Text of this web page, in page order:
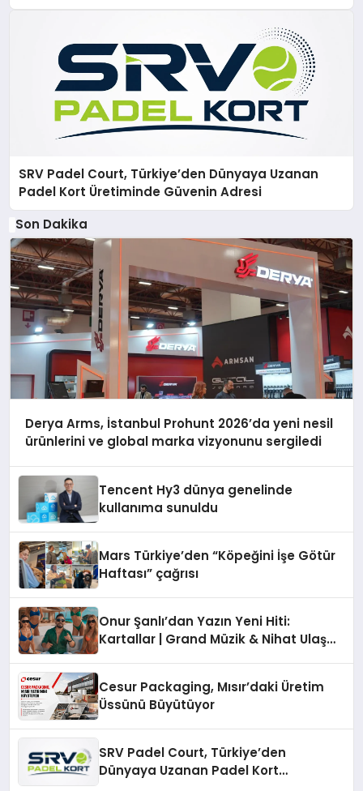
SRV Padel Court, Türkiye’den Dünyaya Uzanan
Padel Kort Üretiminde Güvenin Adresi
Son Dakika
Derya Arms, İstanbul Prohunt 2026’da yeni nesil
ürünlerini ve global marka vizyonunu sergiledi
Tencent Hy3 dünya genelinde
kullanıma sunuldu
Mars Türkiye’den “Köpeğini İşe Götür
Haftası” çağrısı
Onur Şanlı’dan Yazın Yeni Hiti:
Kartallar | Grand Müzik & Nihat Ulaş
Cesur Packaging, Mısır’daki Üretim
Üssünü Büyütüyor
SRV Padel Court, Türkiye’den
Dünyaya Uzanan Padel Kort